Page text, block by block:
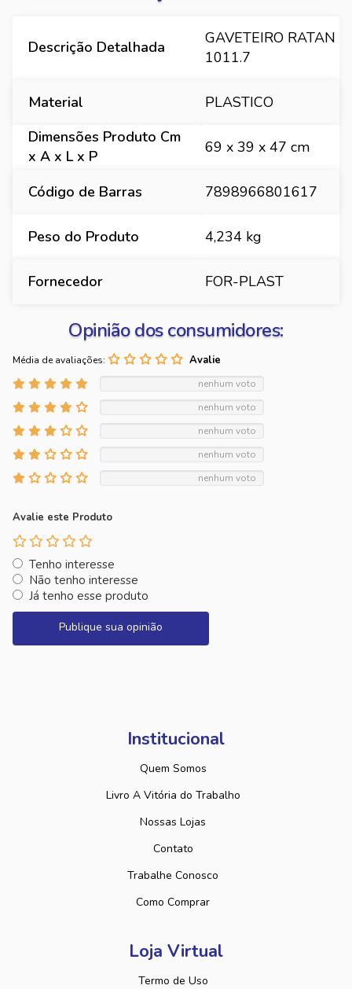
Descrição Detalhada
GAVETEIRO RATAN
1011.7
Material
PLASTICO
Dimensões Produto Cm
x A x L x P
69 x 39 x 47 cm
Código de Barras 7898966801617
Peso do Produto 4,234 kg
Fornecedor FOR-PLAST
Opinião dos consumidores:
Média de avaliações:
nenhum voto
nenhum voto
nenhum voto
nenhum voto
nenhum voto
Avalie este Produto
Tenho interesse
Não tenho interesse
Já tenho esse produto
Publique sua opinião
Institucional
Quem Somos
Livro A Vitória do Trabalho
Nossas Lojas
Contato
Trabalhe Conosco
Como Comprar
Loja Virtual
Termo de Uso